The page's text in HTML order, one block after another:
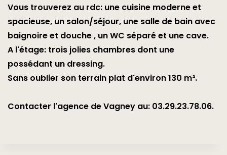
Vous trouverez au rdc: une cuisine moderne et
spacieuse, un salon/séjour, une salle de bain avec
baignoire et douche , un WC séparé et une cave.
A l'étage: trois jolies chambres dont une
possédant un dressing.
Sans oublier son terrain plat d'environ 130 m².
Contacter l'agence de Vagney au: 03.29.23.78.06.